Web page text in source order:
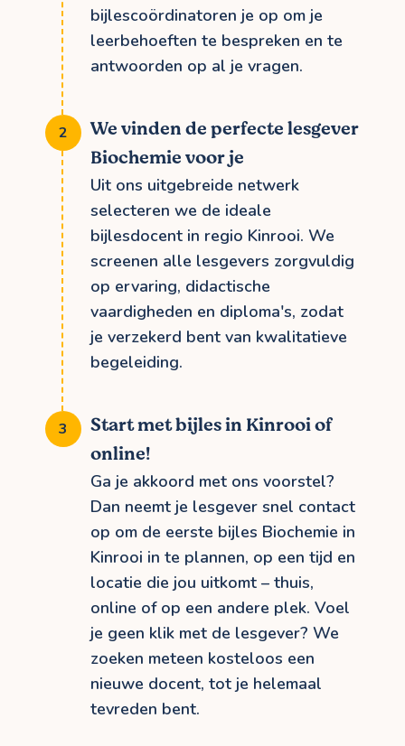
bijlescoördinatoren je op om je
leerbehoeften te bespreken en te
antwoorden op al je vragen.
We vinden de perfecte lesgever
Biochemie voor je
Uit ons uitgebreide netwerk
selecteren we de ideale
bijlesdocent in regio Kinrooi. We
screenen alle lesgevers zorgvuldig
op ervaring, didactische
vaardigheden en diploma's, zodat
je verzekerd bent van kwalitatieve
begeleiding.
Start met bijles in Kinrooi of
online!
Ga je akkoord met ons voorstel?
Dan neemt je lesgever snel contact
op om de eerste bijles Biochemie in
Kinrooi in te plannen, op een tijd en
locatie die jou uitkomt – thuis,
online of op een andere plek. Voel
je geen klik met de lesgever? We
zoeken meteen kosteloos een
nieuwe docent, tot je helemaal
tevreden bent.